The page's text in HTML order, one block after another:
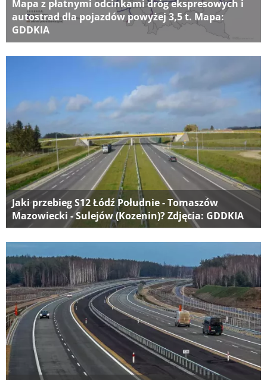
Mapa z płatnymi odcinkami dróg ekspresowych i
autostrad dla pojazdów powyżej 3,5 t. Mapa:
GDDKIA
Jaki przebieg S12 Łódź Południe - Tomaszów
Mazowiecki - Sulejów (Kozenin)? Zdjęcia: GDDKIA